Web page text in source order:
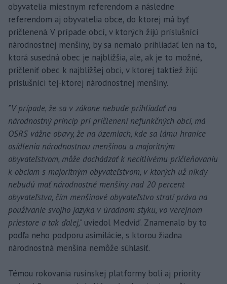
obyvatelia miestnym referendom a následne
referendom aj obyvatelia obce, do ktorej má byť
pričlenená. V prípade obcí, v ktorých žijú príslušníci
národnostnej menšiny, by sa nemalo prihliadať len na to,
ktorá susedná obec je najbližšia, ale, ak je to možné,
pričleniť obec k najbližšej obci, v ktorej taktiež žijú
príslušníci tej-ktorej národnostnej menšiny.
"V prípade, že sa v zákone nebude prihliadať na
národnostný princíp pri pričlenení nefunkčných obcí, má
OSRS vážne obavy, že na územiach, kde sa lámu hranice
osídlenia národnostnou menšinou a majoritným
obyvateľstvom, môže dochádzať k necitlivému pričleňovaniu
k obciam s majoritným obyvateľstvom, v ktorých už nikdy
nebudú mať národnostné menšiny nad 20 percent
obyvateľstva, čím menšinové obyvateľstvo stratí práva na
používanie svojho jazyka v úradnom styku, vo verejnom
priestore a tak ďalej," uviedol Medviď. Znamenalo by to
podľa neho podporu asimilácie, s ktorou žiadna
národnostná menšina nemôže súhlasiť.
Témou rokovania rusínskej platformy boli aj priority